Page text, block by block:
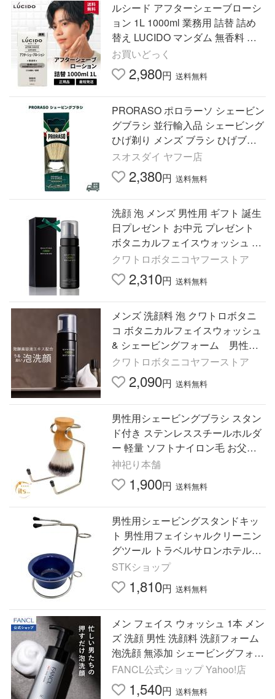
ルシード アフターシェーブローシ
ョン 1L 1000ml 業務用 詰替 詰め
替え LUCIDO マンダム 無香料 メ
ンズ 大容量 男性用 ヒゲ剃り 髭剃
り後 シェービング 保湿
お買いどっく
2,980円 送料無料
PRORASO ポロラーソ シェービン
グブラシ 並行輸入品 シェービング
ひげ剃り メンズ ブラシ ひげブラ
シ 泡立て 男性用 スキンケア イタ
リア製 ギフト プレゼント
スオスダイ ヤフー店
2,380円 送料無料
洗顔 泡 メンズ 男性用 ギフト 誕生
日プレゼント お中元 プレゼント
ボタニカルフェイスウォッシュ ＆
シェービングフォーム クワトロボ
タニコ 爆買
クワトロボタニコヤフーストア
2,310円 送料無料
メンズ 洗顔料 泡 クワトロボタニ
コ ボタニカルフェイスウォッシュ
& シェービングフォーム 男性用
スキンケア 爆買
クワトロボタニコヤフーストア
2,090円 送料無料
男性用シェービングブラシ スタン
ド付き ステンレススチールホルダ
ー 軽量 ソフトナイロン毛 お父さ
ん・旦那様向け 木製ハンドル 2 In
1 キット
神祀り本舗
1,900円 送料無料
男性用シェービングスタンドキッ
ト 男性用フェイシャルクリーニン
グツール トラベルサロンホテル用
ブルー
STKショップ
1,810円 送料無料
メン フェイス ウォッシュ 1本 メン
ズ 洗顔 男性 洗顔料 洗顔フォーム
泡洗顔 無添加 シェービングフォー
ム 男性用 ファンケル FANCL 公式
FANCL公式ショップ Yahoo!店
1,540円 送料無料